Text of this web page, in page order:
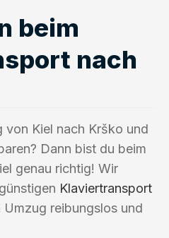
beim
nach
von Kiel nach Krško und
Dann bist du beim
genau richtig! Wir
Klaviertransport
reibungslos und